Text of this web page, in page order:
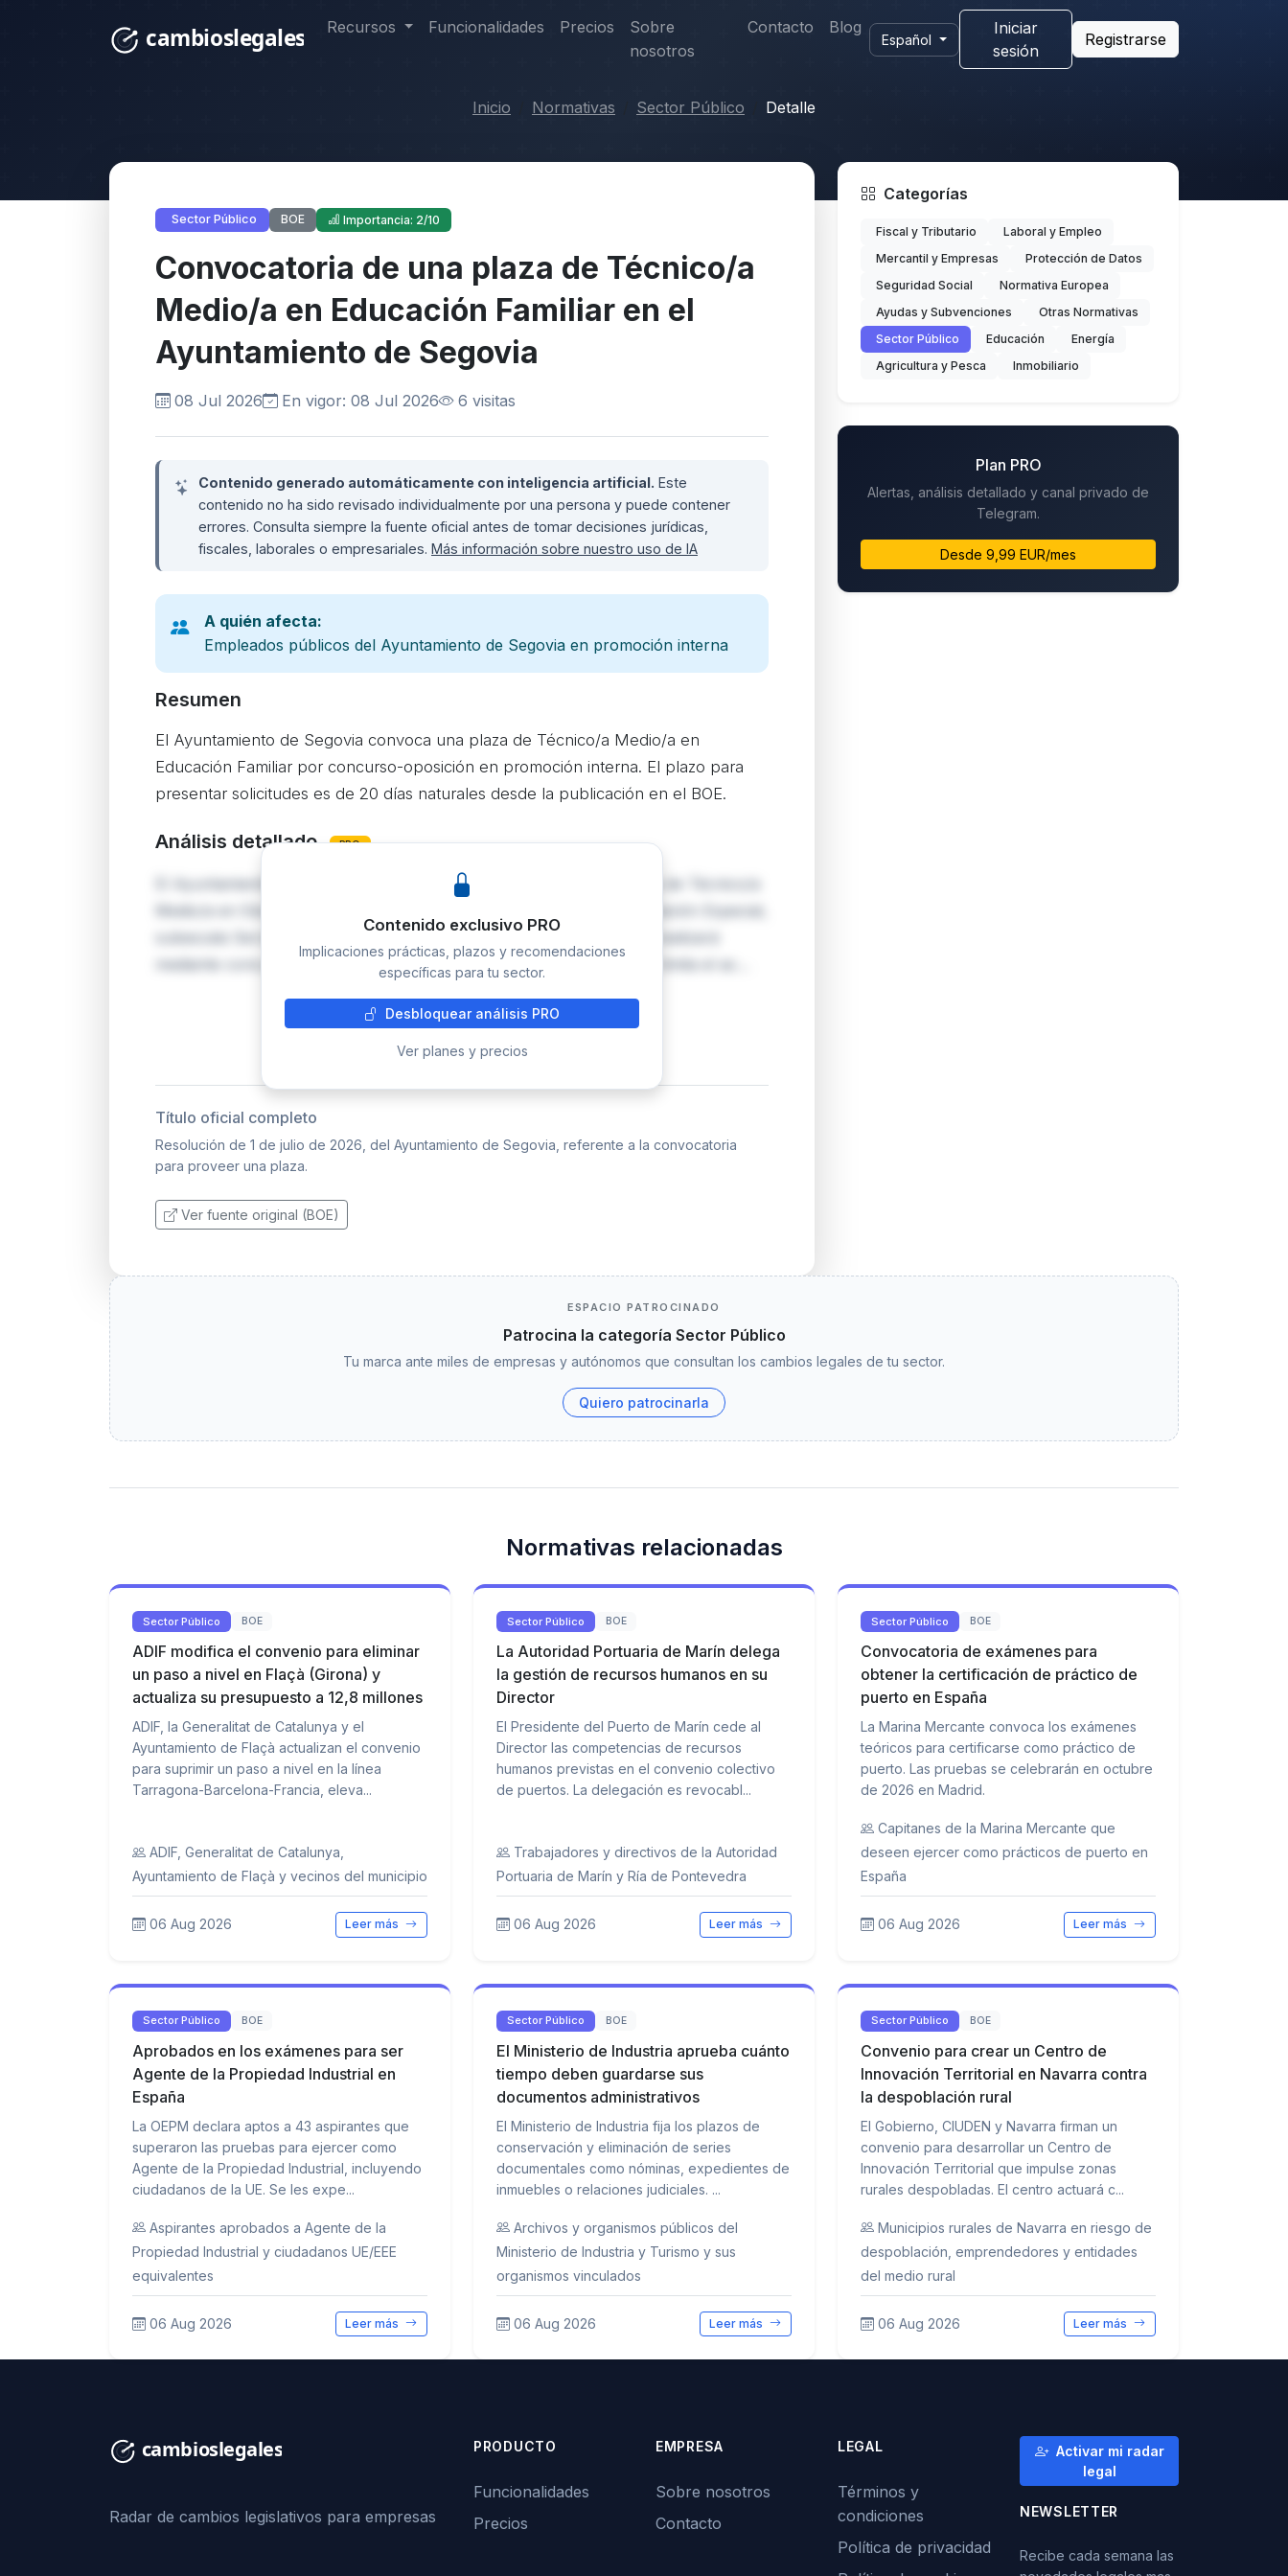
Recursos Funcionalidades Precios
Sobre
nosotros
Contacto Blog
Español
Iniciar
sesión
Registrarse
Inicio Normativas Sector Público Detalle
Sector Público BOE Importancia: 2/10
Convocatoria de una plaza de Técnico/a
Medio/a en Educación Familiar en el
Ayuntamiento de Segovia
08 Jul 2026 En vigor: 08 Jul 2026 6 visitas
Contenido generado automáticamente con inteligencia artificial. Este
contenido no ha sido revisado individualmente por una persona y puede contener
errores. Consulta siempre la fuente oficial antes de tomar decisiones jurídicas,
fiscales, laborales o empresariales. Más información sobre nuestro uso de IA
A quién afecta:
Empleados públicos del Ayuntamiento de Segovia en promoción interna
Resumen
El Ayuntamiento de Segovia convoca una plaza de Técnico/a Medio/a en
Educación Familiar por concurso-oposición en promoción interna. El plazo para
presentar solicitudes es de 20 días naturales desde la publicación en el BOE.
Análisis detallado PRO
El Ayuntamiento de Segovia abre convocatoria para cubrir una plaza de Técnico/a
Medio/a en Educación Familiar, encuadrada en la escala de Administración Especial,
subescala Servicios Especiales, clase Media. El proceso selectivo se realizará
mediante concurso-oposición en turno de promoción interna, lo que limita el ac…
Contenido exclusivo PRO
Implicaciones prácticas, plazos y recomendaciones
específicas para tu sector.
Desbloquear análisis PRO
Ver planes y precios
Título oficial completo
Resolución de 1 de julio de 2026, del Ayuntamiento de Segovia, referente a la convocatoria
para proveer una plaza.
Ver fuente original (BOE)
Categorías
Fiscal y Tributario
Laboral y Empleo
Mercantil y Empresas
Protección de Datos
Seguridad Social
Normativa Europea
Ayudas y Subvenciones
Otras Normativas
Sector Público
Educación
Energía
Agricultura y Pesca
Inmobiliario
Plan PRO
Alertas, análisis detallado y canal privado de
Telegram.
Desde 9,99 EUR/mes
ESPACIO PATROCINADO
Patrocina la categoría Sector Público
Tu marca ante miles de empresas y autónomos que consultan los cambios legales de tu sector.
Quiero patrocinarla
Normativas relacionadas
Sector Público BOE
ADIF modifica el convenio para eliminar
un paso a nivel en Flaçà (Girona) y
actualiza su presupuesto a 12,8 millones
ADIF, la Generalitat de Catalunya y el
Ayuntamiento de Flaçà actualizan el convenio
para suprimir un paso a nivel en la línea
Tarragona-Barcelona-Francia, eleva...
ADIF, Generalitat de Catalunya,
Ayuntamiento de Flaçà y vecinos del municipio
06 Aug 2026 Leer más
Sector Público BOE
La Autoridad Portuaria de Marín delega
la gestión de recursos humanos en su
Director
El Presidente del Puerto de Marín cede al
Director las competencias de recursos
humanos previstas en el convenio colectivo
de puertos. La delegación es revocabl...
Trabajadores y directivos de la Autoridad
Portuaria de Marín y Ría de Pontevedra
06 Aug 2026 Leer más
Sector Público BOE
Convocatoria de exámenes para
obtener la certificación de práctico de
puerto en España
La Marina Mercante convoca los exámenes
teóricos para certificarse como práctico de
puerto. Las pruebas se celebrarán en octubre
de 2026 en Madrid.
Capitanes de la Marina Mercante que
deseen ejercer como prácticos de puerto en
España
06 Aug 2026 Leer más
Sector Público BOE
Aprobados en los exámenes para ser
Agente de la Propiedad Industrial en
España
La OEPM declara aptos a 43 aspirantes que
superaron las pruebas para ejercer como
Agente de la Propiedad Industrial, incluyendo
ciudadanos de la UE. Se les expe...
Aspirantes aprobados a Agente de la
Propiedad Industrial y ciudadanos UE/EEE
equivalentes
06 Aug 2026 Leer más
Sector Público BOE
El Ministerio de Industria aprueba cuánto
tiempo deben guardarse sus
documentos administrativos
El Ministerio de Industria fija los plazos de
conservación y eliminación de series
documentales como nóminas, expedientes de
inmuebles o relaciones judiciales. ...
Archivos y organismos públicos del
Ministerio de Industria y Turismo y sus
organismos vinculados
06 Aug 2026 Leer más
Sector Público BOE
Convenio para crear un Centro de
Innovación Territorial en Navarra contra
la despoblación rural
El Gobierno, CIUDEN y Navarra firman un
convenio para desarrollar un Centro de
Innovación Territorial que impulse zonas
rurales despobladas. El centro actuará c...
Municipios rurales de Navarra en riesgo de
despoblación, emprendedores y entidades
del medio rural
06 Aug 2026 Leer más
Radar de cambios legislativos para empresas
PRODUCTO
Funcionalidades
Precios
EMPRESA
Sobre nosotros
Contacto
LEGAL
Términos y
condiciones
Política de privacidad
Activar mi radar
legal
NEWSLETTER
Recibe cada semana las